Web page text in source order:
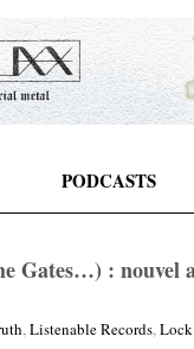
PODCASTS
Gates…) : nouvel
,Listenable Records,